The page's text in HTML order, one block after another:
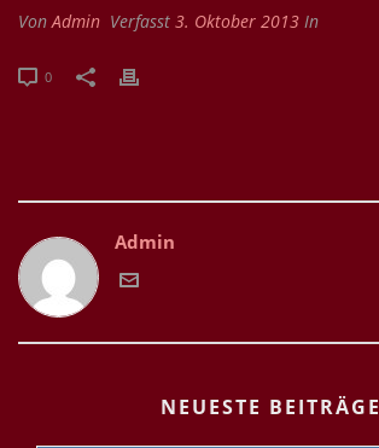
VonAdmin Verfasst 3. Oktober 2013 In
0
Admin
NEUESTE BEITRÄGE